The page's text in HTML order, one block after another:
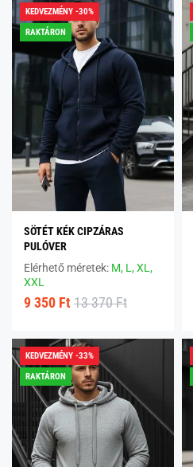
KEDVEZMÉNY -30%
RAKTÁRON
SÖTÉT KÉK CIPZÁRAS
PULÓVER
Elérhető méretek: M, L,XL,
XXL
9 350 Ft 13 370 Ft
KEDVEZMÉNY -33%
RAKTÁRON